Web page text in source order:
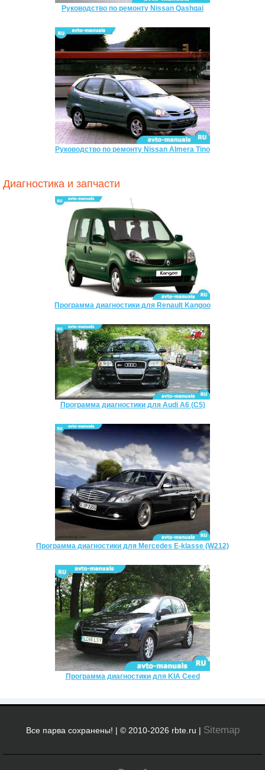
Руководство по ремонту Nissan Qashqai
Руководство по ремонту Nissan Almera Tino
Диагностика и запчасти
Программа диагностики для Renault Kangoo
Программа диагностики для Audi A6 (C5)
Программа диагностики для Mercedes E-klasse (W212)
Программа диагностики для KIA Ceed
Все парва сохранены! | © 2010-2026 rbte.ru | Sitemap